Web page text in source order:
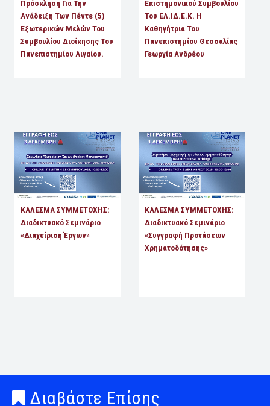
Πρόσκληση Για Την
Ανάδειξη Των Πέντε (5)
Εξωτερικών Μελών Του
Συμβουλίου Διοίκησης Του
Πανεπιστημίου Αιγαίου.
Επιστημονικού Συμβουλίου
Του ΕΛ.ΙΔ.Ε.Κ. Η
Καθηγήτρια Του
Πανεπιστημίου Θεσσαλίας
Γεωργία Ανδρέου
ΚΑΛΕΣΜΑ ΣΥΜΜΕΤΟΧΗΣ:
Διαδικτυακό Σεμινάριο
«Διαχείριση Έργων»
ΚΑΛΕΣΜΑ ΣΥΜΜΕΤΟΧΗΣ:
Διαδικτυακό Σεμινάριο
«Συγγραφή Προτάσεων
Χρηματοδότησης»
Διαβάστε Επίσης